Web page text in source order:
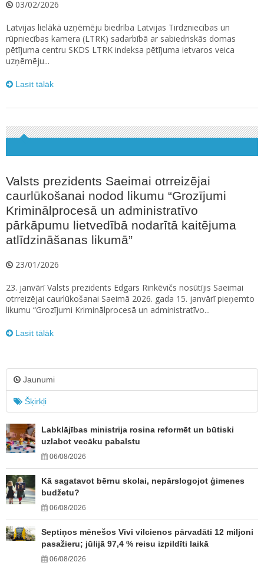
03/02/2026
Latvijas lielākā uzņēmēju biedrība Latvijas Tirdzniecības un
rūpniecības kamera (LTRK) sadarbībā ar sabiedriskās domas
pētījuma centru SKDS LTRK indeksa pētījuma ietvaros veica
uzņēmēju...
Lasīt tālāk
Valsts prezidents Saeimai otrreizējai
caurlūkošanai nodod likumu “Grozījumi
Kriminālprocesā un administratīvo
pārkāpumu lietvedībā nodarītā kaitējuma
atlīdzināšanas likumā”
23/01/2026
23. janvārī Valsts prezidents Edgars Rinkēvičs nosūtījis Saeimai
otrreizējai caurlūkošanai Saeimā 2026. gada 15. janvārī pieņemto
likumu “Grozījumi Kriminālprocesā un administratīvo...
Lasīt tālāk
Jaunumi
Šķirkļi
Labklājības ministrija rosina reformēt un būtiski
uzlabot vecāku pabalstu
06/08/2026
Kā sagatavot bērnu skolai, nepārslogojot ģimenes
budžetu?
06/08/2026
Septiņos mēnešos Vivi vilcienos pārvadāti 12 miljoni
pasažieru; jūlijā 97,4 % reisu izpildīti laikā
06/08/2026